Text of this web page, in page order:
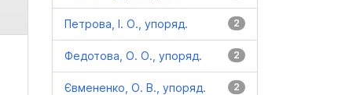
2
Петрова, І. О., упоряд.
2
Федотова, О. О., упоряд.
2
Євмененко, О. В., упоряд.